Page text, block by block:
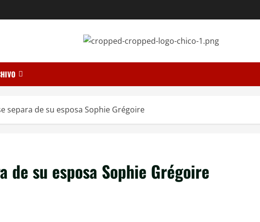
separa de su esposa Sophie Grégoire
de su esposa Sophie Grégoire